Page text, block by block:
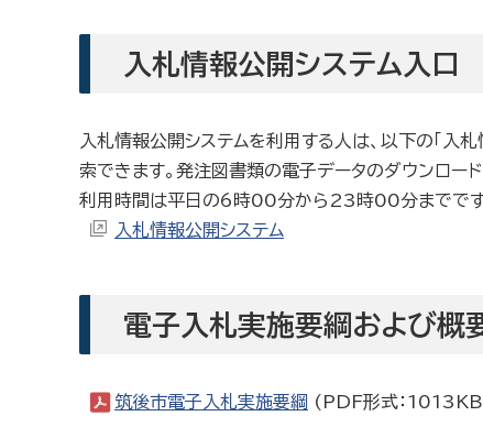
入札情報公開システム入口
入札情報公開システムを利用する人は、以下の「入
索できます。発注図書類の電子データのダウンロード
利用時間は平日の6時00分から23時00分までです
入札情報公開システム
電子入札実施要綱および概
筑後市電子入札実施要綱 (PDF形式：